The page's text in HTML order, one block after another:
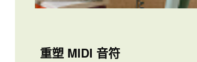
重塑 MIDI 音符